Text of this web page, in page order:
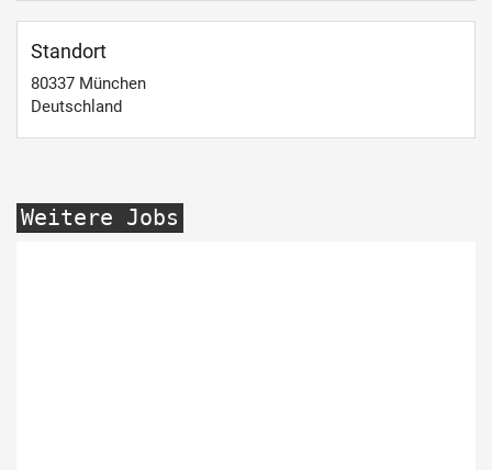
Standort
80337 München
Deutschland
Weitere Jobs